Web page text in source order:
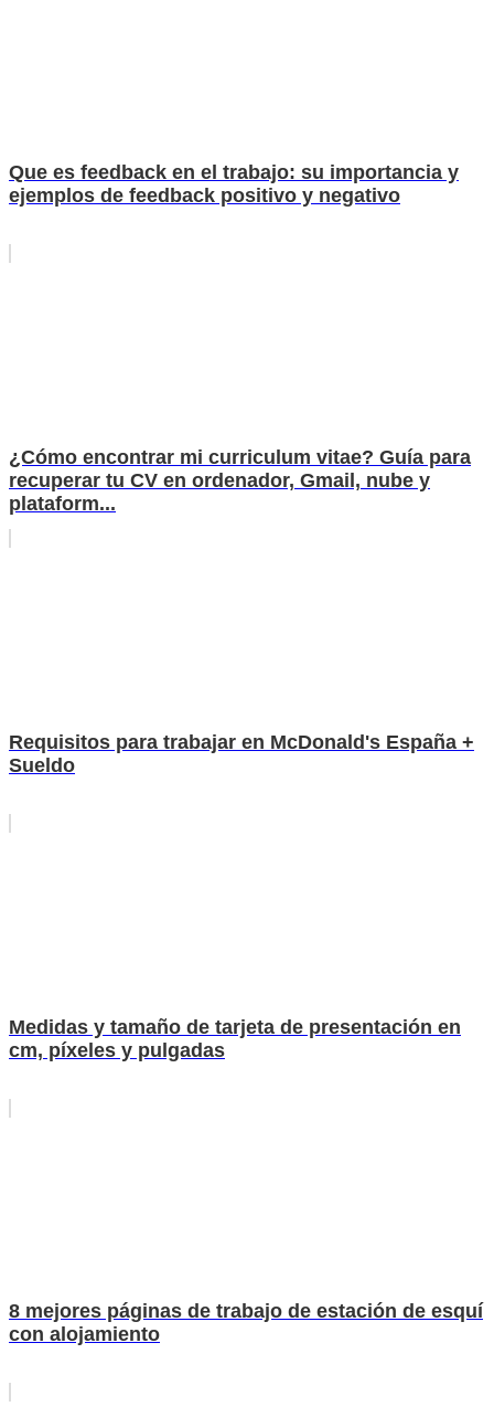
Que es feedback en el trabajo: su importancia y
ejemplos de feedback positivo y negativo
¿Cómo encontrar mi curriculum vitae? Guía para
recuperar tu CV en ordenador, Gmail, nube y
plataform...
Requisitos para trabajar en McDonald's España +
Sueldo
Medidas y tamaño de tarjeta de presentación en
cm, píxeles y pulgadas
8 mejores páginas de trabajo de estación de esquí
con alojamiento